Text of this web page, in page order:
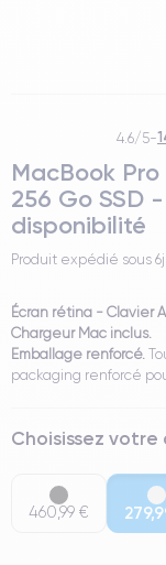
4.6/5-
MacBook Pro
256 Go SSD
disponibilité
Produit expédié sous 6j
Écran rétina - Clavier
Chargeur Mac inclus.
Emballage renforcé.
packaging renforcé
Choisissez votre
460,99 €